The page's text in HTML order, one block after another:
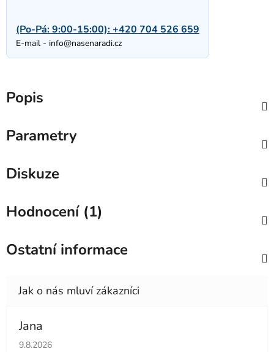
(Po-Pá: 9:00-15:00):+420 704 526 659
E-mail - info@nasenaradi.cz
Popis
Parametry
Diskuze
Hodnocení (1)
Ostatní informace
Jana
Hodnocení obchodu je 5 z 5 hvězdiček.
9.8.2026